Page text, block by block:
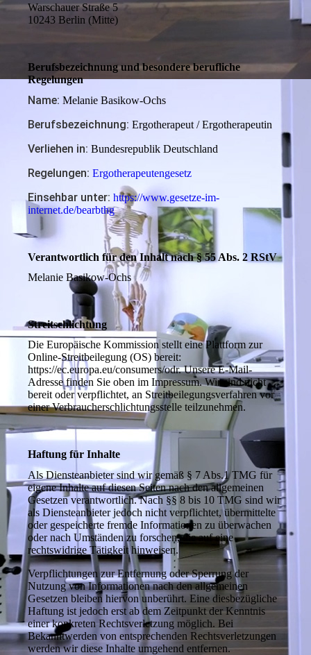
Warschauer Straße 5
10243 Berlin (Mitte)
Berufs­bezeichnung und beson­dere beruf­liche
Regelungen
Name: Melanie Basikow-Ochs
Berufsbezeichnung: Ergotherapeut / Ergotherapeutin
Verliehen in: Bundesrepublik Deutschland
Regelungen: Ergotherapeutengesetz
Einsehbar unter: https://www.gesetze-im-
internet.de/bearbthg
Verant­wort­lich für den Inhalt nach § 55 Abs. 2 RStV
Melanie Basikow-Ochs
Streitschlichtung
Die Europäische Kommission stellt eine Plattform zur
Online-Streitbeilegung (OS) bereit:
https://ec.europa.eu/consumers/odr. Unsere E-Mail-
Adresse finden Sie oben im Impressum. Wir sind nicht
bereit oder verpflichtet, an Streitbeilegungsverfahren vor
einer Verbraucherschlichtungsstelle teilzunehmen.
Haftung für Inhalte
Als Diensteanbieter sind wir gemäß § 7 Abs.1 TMG für
eigene Inhalte auf diesen Seiten nach den allgemeinen
Gesetzen verantwortlich. Nach §§ 8 bis 10 TMG sind wir
als Diensteanbieter jedoch nicht verpflichtet, übermittelte
oder gespeicherte fremde Informationen zu überwachen
oder nach Umständen zu forschen, die auf eine
rechtswidrige Tätigkeit hinweisen.
Verpflichtungen zur Entfernung oder Sperrung der
Nutzung von Informationen nach den allgemeinen
Gesetzen bleiben hiervon unberührt. Eine diesbezügliche
Haftung ist jedoch erst ab dem Zeitpunkt der Kenntnis
einer konkreten Rechtsverletzung möglich. Bei
Bekanntwerden von entsprechenden Rechtsverletzungen
werden wir diese Inhalte umgehend entfernen.